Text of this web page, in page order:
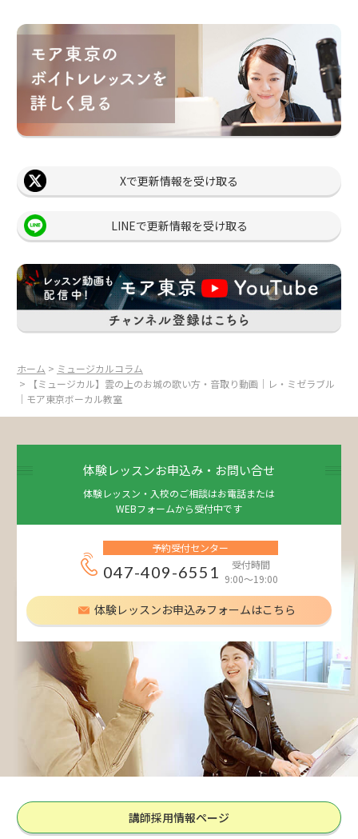
Xで更新情報を受け取る
LINEで更新情報を受け取る
ホーム > ミュージカルコラム
> 【ミュージカル】雲の上のお城の歌い方・音取り動画｜レ・ミゼラブル
｜モア東京ボーカル教室
体験レッスンお申込み・お問い合せ
体験レッスン・入校のご相談はお電話または
WEBフォームから受付中です
予約受付センター
047-409-6551
受付時間
9:00～19:00
体験レッスンお申込みフォームはこちら
講師採用情報ページ